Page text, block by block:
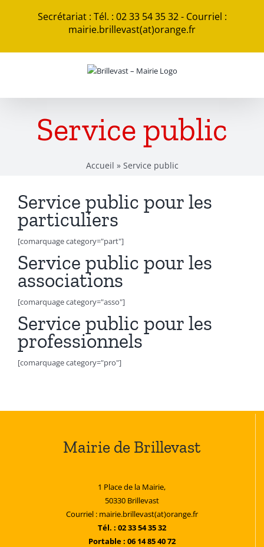
Secrétariat : Tél. : 02 33 54 35 32 - Courriel :
mairie.brillevast(at)orange.fr
Service public
Accueil » Service public
Service public pour les
particuliers
[comarquage category="part"]
Service public pour les
associations
[comarquage category="asso"]
Service public pour les
professionnels
[comarquage category="pro"]
Mairie de Brillevast
1 Place de la Mairie,
50330 Brillevast
Courriel : mairie.brillevast(at)orange.fr
Tél. : 02 33 54 35 32
Portable : 06 14 85 40 72